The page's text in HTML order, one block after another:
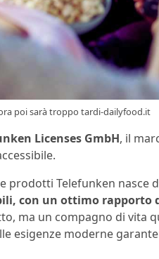
poi sarà troppo tardi-dailyfood.it
Licenses GmbH, il
prodotti Telefunken nasce
con un ottimo rapporto
ma un compagno di vita
esigenze moderne